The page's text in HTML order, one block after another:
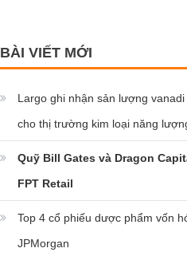
BÀI VIẾT MỚI
Largo ghi nhận sản lượng
cho thị trường kim loại năng
Quỹ Bill Gates và Dragon
FPT Retail
Top 4 cổ phiếu dược phẩm vốn
JPMorgan